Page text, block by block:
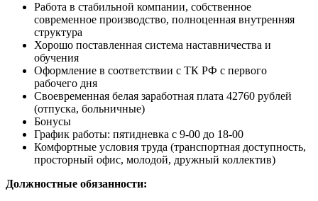
Работа в стабильной компании, собственное
современное производство, полноценная внутренняя
структура
Хорошо поставленная система наставничества и
обучения
Оформление в соответствии с ТК РФ с первого
рабочего дня
Своевременная белая заработная плата 42760 рублей
(отпуска, больничные)
Бонусы
График работы: пятидневка с 9-00 до 18-00
Комфортные условия труда (транспортная доступность,
просторный офис, молодой, дружный коллектив)
Должностные обязанности: